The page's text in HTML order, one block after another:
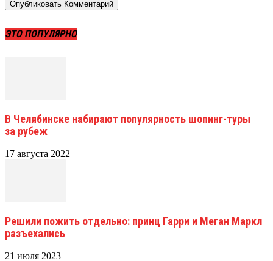
ЭТО ПОПУЛЯРНО
В Челябинске набирают популярность шопинг-туры
за рубеж
17 августа 2022
Решили пожить отдельно: принц Гарри и Меган Маркл
разъехались
21 июля 2023